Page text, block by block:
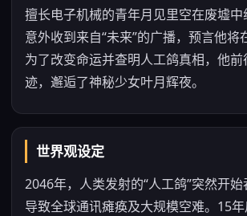
擅长电子机械的青年月见里空在废墟中
意外收到来自“未来”的广播，预言他将
为了改变命运并查明人工鸽真相，他
迹，邂逅了神秘少女叶月辉夜。
世界观设定
2046年，人类发射的“人工鸽”突然开始
导致全球通讯瘫痪及大规模空难。15